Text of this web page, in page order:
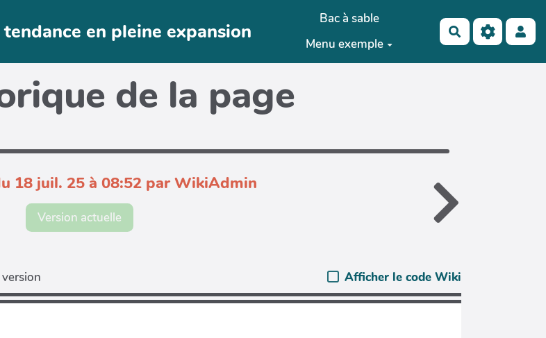
en pleine expansion
Bac à sable
Menu exemple
Rechercher
de la page
18 juil. 25 à 08:52 par WikiAdmin
Version actuelle
Afficher le code Wiki